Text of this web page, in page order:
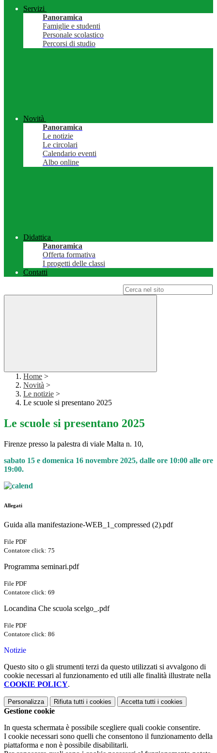
Servizi
Panoramica
Famiglie e studenti
Personale scolastico
Percorsi di studio
Novità
Panoramica
Le notizie
Le circolari
Calendario eventi
Albo online
Didattica
Panoramica
Offerta formativa
I progetti delle classi
Contatti
Home >
Novità >
Le notizie >
Le scuole si presentano 2025
Le scuole si presentano 2025
Firenze presso la palestra di viale Malta n. 10,
sabato 15 e domenica 16 novembre 2025, dalle ore 10:00 alle ore
19:00.
Allegati
Guida alla manifestazione-WEB_1_compressed (2).pdf
File PDF
Contatore click: 75
Programma seminari.pdf
File PDF
Contatore click: 69
Locandina Che scuola scelgo_.pdf
File PDF
Contatore click: 86
Notizie
Questo sito o gli strumenti terzi da questo utilizzati si avvalgono di
cookie necessari al funzionamento ed utili alle finalità illustrate nella
COOKIE POLICY.
Personalizza Rifiuta tutti i cookies Accetta tutti i cookies
Gestione cookie
In questa schermata è possibile scegliere quali cookie consentire.
I cookie necessari sono quelli che consentono il funzionamento della
piattaforma e non è possibile disabilitarli.